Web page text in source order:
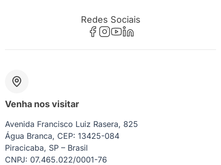
Redes Sociais
Venha nos visitar
Avenida Francisco Luiz Rasera, 825
Água Branca, CEP: 13425-084
Piracicaba, SP – Brasil
CNPJ: 07.465.022/0001-76